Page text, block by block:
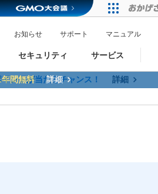
セキュリティ サービス
お知らせ サポート マニュアル
バーを含む最新の機能を使う方
バーを含む最新の機能を使う方
ントが当たるチャンス！ 詳細
間無料 詳細